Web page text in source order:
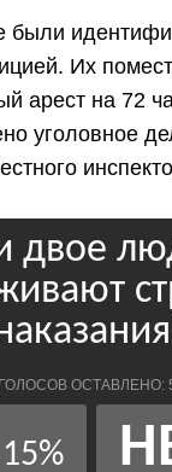
были
Их
арест на 72
уголовное